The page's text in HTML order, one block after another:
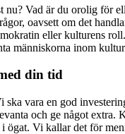
nu? Vad är du orolig för
oavsett om det
eller kulturens
människorna inom
din tid
ska vara en god
och ge något extra.
ögat. Vi kallar det för